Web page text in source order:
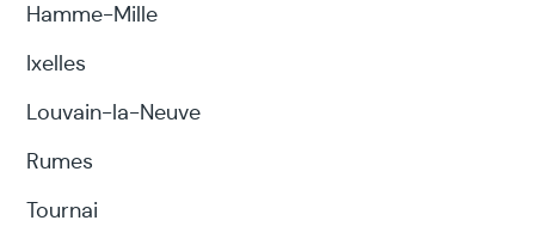
Hamme-Mille
Ixelles
Louvain-la-Neuve
Rumes
Tournai